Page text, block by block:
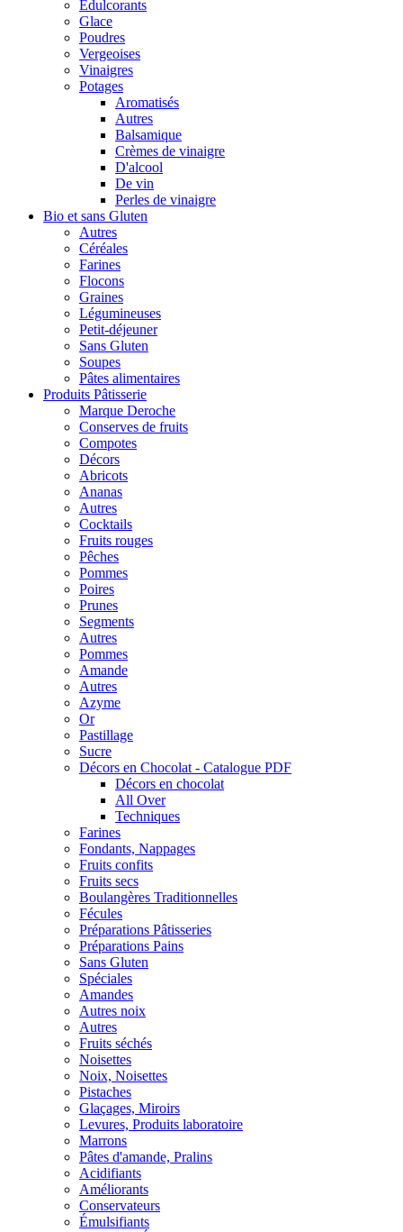
Édulcorants
Glace
Poudres
Vergeoises
Vinaigres
Potages
Aromatisés
Autres
Balsamique
Crèmes de vinaigre
D'alcool
De vin
Perles de vinaigre
Bio et sans Gluten
Autres
Céréales
Farines
Flocons
Graines
Légumineuses
Petit-déjeuner
Sans Gluten
Soupes
Pâtes alimentaires
Produits Pâtisserie
Marque Deroche
Conserves de fruits
Compotes
Décors
Abricots
Ananas
Autres
Cocktails
Fruits rouges
Pêches
Pommes
Poires
Prunes
Segments
Autres
Pommes
Amande
Autres
Azyme
Or
Pastillage
Sucre
Décors en Chocolat - Catalogue PDF
Décors en chocolat
All Over
Techniques
Farines
Fondants, Nappages
Fruits confits
Fruits secs
Boulangères Traditionnelles
Fécules
Préparations Pâtisseries
Préparations Pains
Sans Gluten
Spéciales
Amandes
Autres noix
Autres
Fruits séchés
Noisettes
Noix, Noisettes
Pistaches
Glaçages, Miroirs
Levures, Produits laboratoire
Marrons
Pâtes d'amande, Pralins
Acidifiants
Améliorants
Conservateurs
Émulsifiants